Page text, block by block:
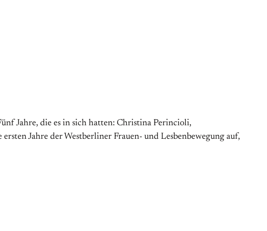
Jahre, die es in sich hatten: Christina Perincioli,
Jahre der Westberliner Frauen- und Lesbenbewegung auf,